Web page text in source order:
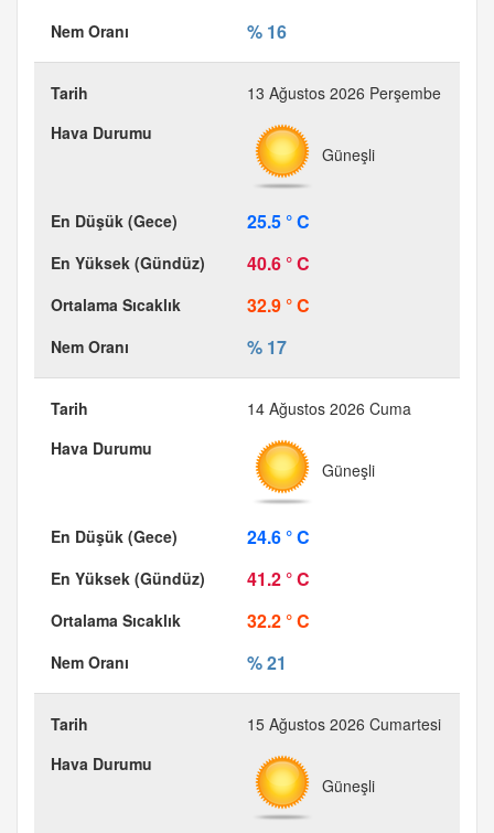
% 16
13 Ağustos 2026 Perşembe
Güneşli
25.5 ° C
40.6 ° C
32.9 ° C
% 17
14 Ağustos 2026 Cuma
Güneşli
24.6 ° C
41.2 ° C
32.2 ° C
% 21
15 Ağustos 2026 Cumartesi
Güneşli